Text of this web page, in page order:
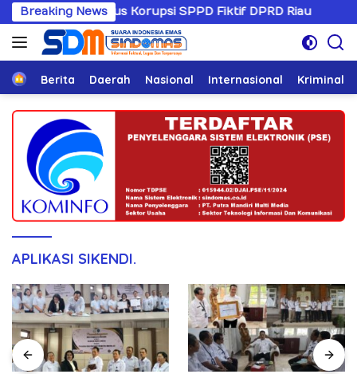
Langsung
ke
konten
Breaking News
Kasus Korupsi SPPD Fiktif DPRD Riau
HomeBerita Daerah Nasional Internasional Kriminal
APLIKASI SIKENDI.